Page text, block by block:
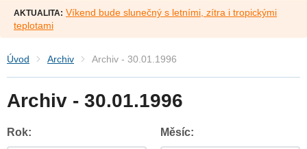
AKTUALITA: Víkend bude slunečný s letními, zítra i tropickými
teplotami
Úvod Archiv Archiv - 30.01.1996
Archiv - 30.01.1996
Rok: Měsíc: